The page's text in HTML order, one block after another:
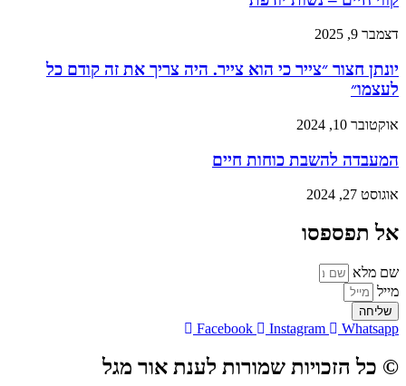
דצמבר 9, 2025
יונתן חצור ״צייר כי הוא צייר. היה צריך את זה קודם כל
לעצמו״
אוקטובר 10, 2024
המעבדה להשבת כוחות חיים
אוגוסט 27, 2024
אל תפספסו
שם מלא
מייל
שליחה
Facebook Instagram Whatsapp
© כל הזכויות שמורות לענת אור מגל